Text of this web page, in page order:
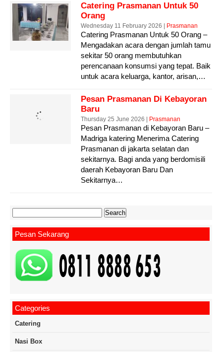
Catering Prasmanan Untuk 50
Orang
Wednesday 11 February 2026 | Prasmanan
Catering Prasmanan Untuk 50 Orang –
Mengadakan acara dengan jumlah tamu
sekitar 50 orang membutuhkan
perencanaan konsumsi yang tepat. Baik
untuk acara keluarga, kantor, arisan,…
Pesan Prasmanan Di Kebayoran
Baru
Thursday 25 June 2026 | Prasmanan
Pesan Prasmanan di Kebayoran Baru –
Madriga katering Menerima Catering
Prasmanan di jakarta selatan dan
sekitarnya. Bagi anda yang berdomisili
daerah Kebayoran Baru Dan
Sekitarnya…
for:
Pesan Sekarang
Categories
Catering
Nasi Box